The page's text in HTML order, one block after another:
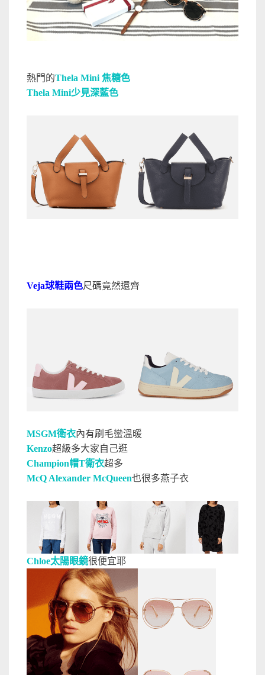
熱門的Thela Mini 焦糖色
Thela Mini少見深藍色
Veja球鞋兩色尺碼竟然還齊
MSGM衛衣內有刷毛蠻溫暖
Kenzo超級多大家自己逛
Champion帽T衛衣超多
McQ Alexander McQueen也很多燕子衣
Chloe太陽眼鏡很便宜耶